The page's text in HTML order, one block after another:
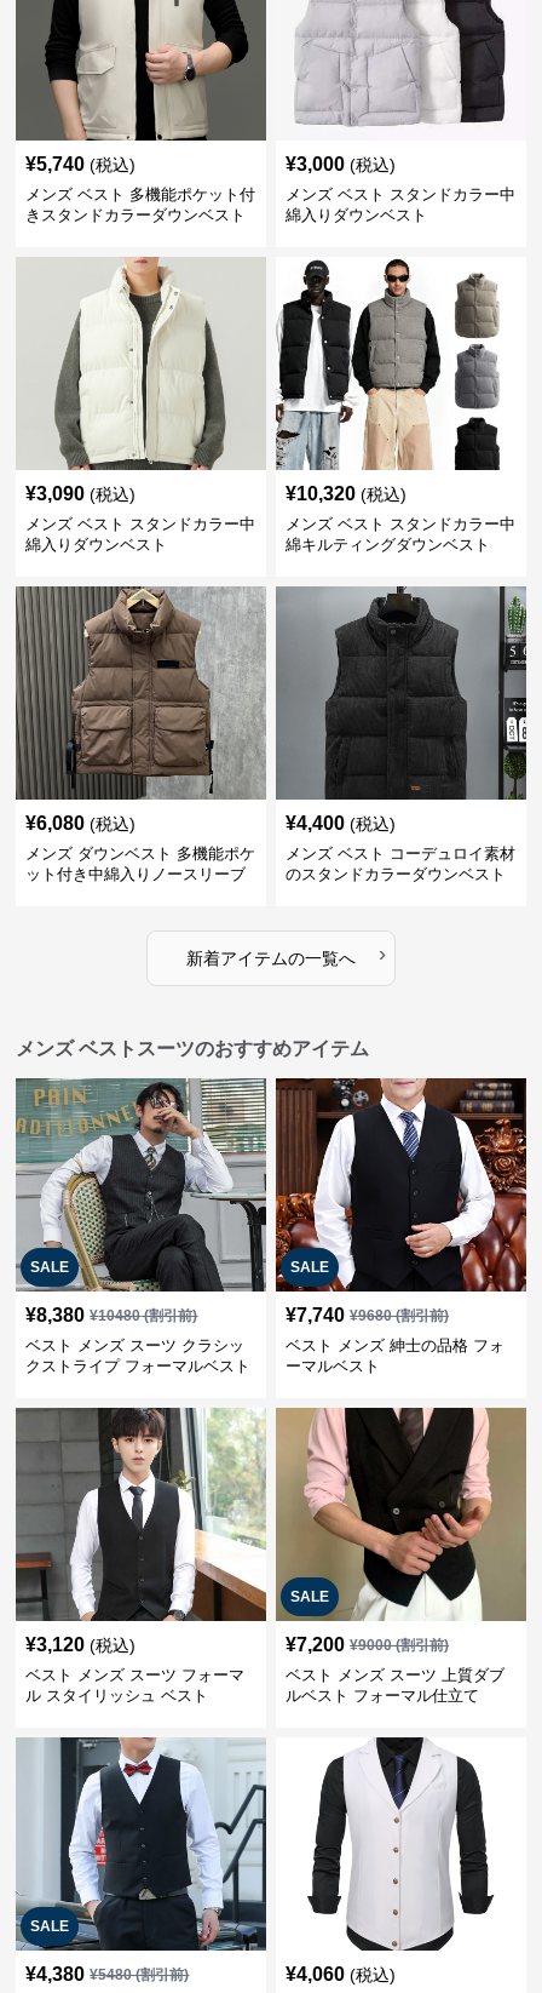
¥5,740 (税込)
メンズ ベスト 多機能ポケット付
きスタンドカラーダウンベスト
¥3,000 (税込)
メンズ ベスト スタンドカラー中
綿入りダウンベスト
¥3,090 (税込)
メンズ ベスト スタンドカラー中
綿入りダウンベスト
¥10,320 (税込)
メンズ ベスト スタンドカラー中
綿キルティングダウンベスト
¥6,080 (税込)
メンズ ダウンベスト 多機能ポケ
ット付き中綿入りノースリーブ
¥4,400 (税込)
メンズ ベスト コーデュロイ素材
のスタンドカラーダウンベスト
新着アイテムの一覧へ ›
メンズ ベストスーツのおすすめアイテム
SALE
¥8,380 ¥10480(割引前)
ベスト メンズ スーツ クラシッ
クストライプ フォーマルベスト
SALE
¥7,740 ¥9680(割引前)
ベスト メンズ 紳士の品格 フォ
ーマルベスト
¥3,120 (税込)
ベスト メンズ スーツ フォーマ
ル スタイリッシュ ベスト
SALE
¥7,200 ¥9000(割引前)
ベスト メンズ スーツ 上質ダブ
ルベスト フォーマル仕立て
SALE
¥4,380 ¥5480(割引前) ¥4,060 (税込)